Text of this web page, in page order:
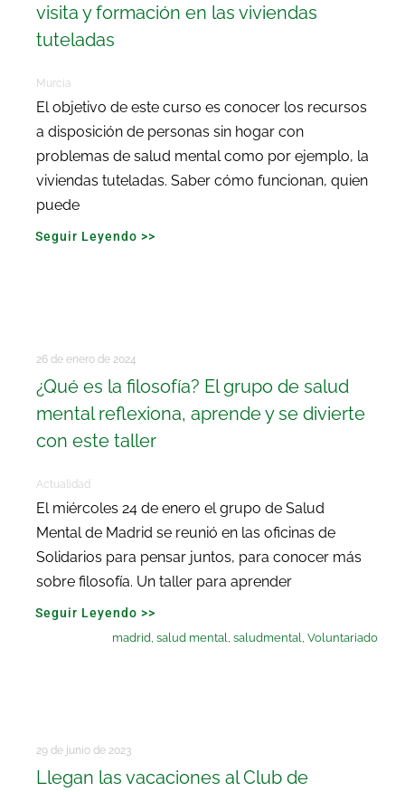
visita y formación en las viviendas
tuteladas
Murcia
El objetivo de este curso es conocer los recursos
a disposición de personas sin hogar con
problemas de salud mental como por ejemplo, la
viviendas tuteladas. Saber cómo funcionan, quien
puede
Seguir Leyendo >>
26 de enero de 2024
¿Qué es la filosofía? El grupo de salud
mental reflexiona, aprende y se divierte
con este taller
Actualidad
El miércoles 24 de enero el grupo de Salud
Mental de Madrid se reunió en las oficinas de
Solidarios para pensar juntos, para conocer más
sobre filosofía. Un taller para aprender
Seguir Leyendo >>
madrid,salud mental,saludmental,Voluntariado
29 de junio de 2023
Llegan las vacaciones al Club de